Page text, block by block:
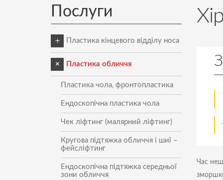
Послуги
Пластика кінцевого відділу носа
Пластика кінчика носа
Пластика крил носа
Пластика колумелли
Пластика обличчя
Пластика чола, фронтопластика
Ендоскопічна пластика чола
Чек ліфтинг (малярний ліфтинг)
Кругова підтяжка обличчя і шиї –
фейсліфтинг
Ендоскопічна підтяжка середньої
зони обличчя
Час